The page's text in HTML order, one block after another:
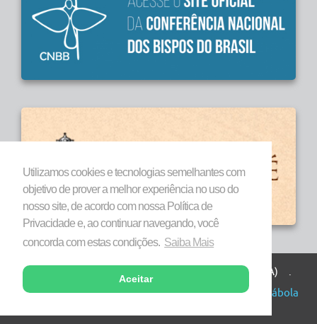
Utilizamos cookies e tecnologias semelhantes com
objetivo de prover a melhor experiência no uso do
nosso site, de acordo com nossa Política de
Privacidade e, ao continuar navegando, você
concorda com estas condições. Saiba Mais
Aceitar
Todos os direitos reservados a Diocese de Marabá (PA) .
Copyright © 2026 . Desenvolvido porAgência Parábola